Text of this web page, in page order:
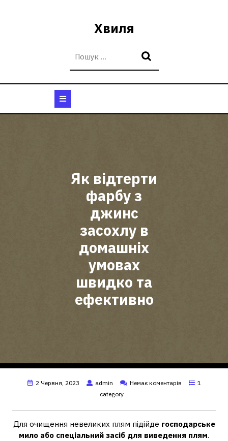
Хвиля
Як відтерти
фарбу з
джинс
засохлу в
домашніх
умовах
швидко та
ефективно
2 Червня, 2023 admin Немає коментарів
1
category
Для очищення невеликих плям підійде господарське
мило або спеціальний засіб для виведення плям.